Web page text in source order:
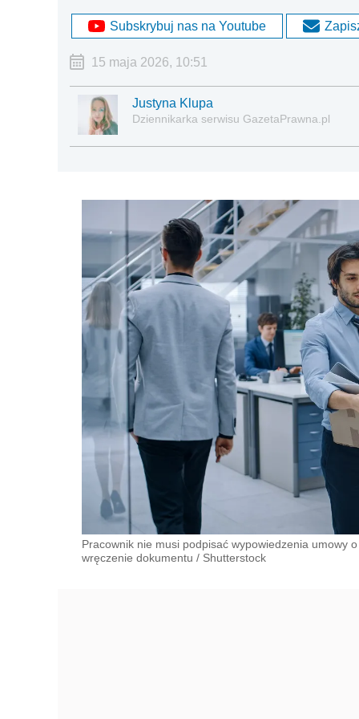
Subskrybuj nas na Youtube
15 maja 2026, 10:51
Justyna Klupa
Dziennikarka serwisu GazetaPrawna.pl
Pracownik nie musi podpisać wypowiedzenia umowy
wręczenie dokumentu / Shutterstock